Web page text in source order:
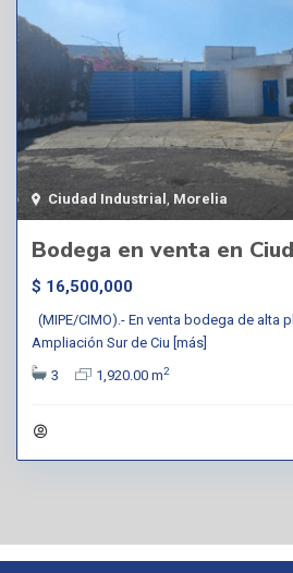
Ciudad Industrial , Morelia
Bodega en venta en
$ 16,500,000
(MIPE/CIMO).- En venta bodega de alta
Ampliación Sur de Ciu [más]
3
1,920.00 m2